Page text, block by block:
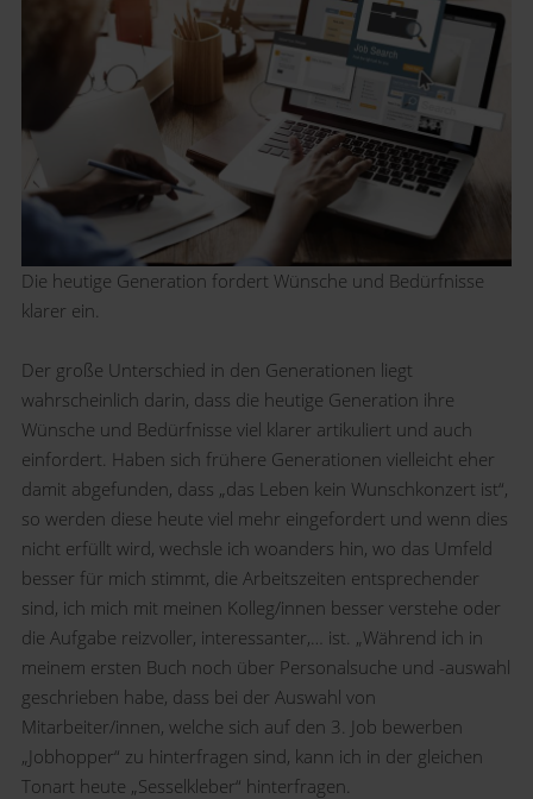
Die heutige Generation fordert Wünsche und Bedürfnisse
klarer ein.
Der große Unterschied in den Generationen liegt
wahrscheinlich darin, dass die heutige Generation ihre
Wünsche und Bedürfnisse viel klarer artikuliert und auch
einfordert. Haben sich frühere Generationen vielleicht eher
damit abgefunden, dass „das Leben kein Wunschkonzert ist“,
so werden diese heute viel mehr eingefordert und wenn dies
nicht erfüllt wird, wechsle ich woanders hin, wo das Umfeld
besser für mich stimmt, die Arbeitszeiten entsprechender
sind, ich mich mit meinen Kolleg/innen besser verstehe oder
die Aufgabe reizvoller, interessanter,… ist. „Während ich in
meinem ersten Buch noch über Personalsuche und -auswahl
geschrieben habe, dass bei der Auswahl von
Mitarbeiter/innen, welche sich auf den 3. Job bewerben
„Jobhopper“ zu hinterfragen sind, kann ich in der gleichen
Tonart heute „Sesselkleber“ hinterfragen.